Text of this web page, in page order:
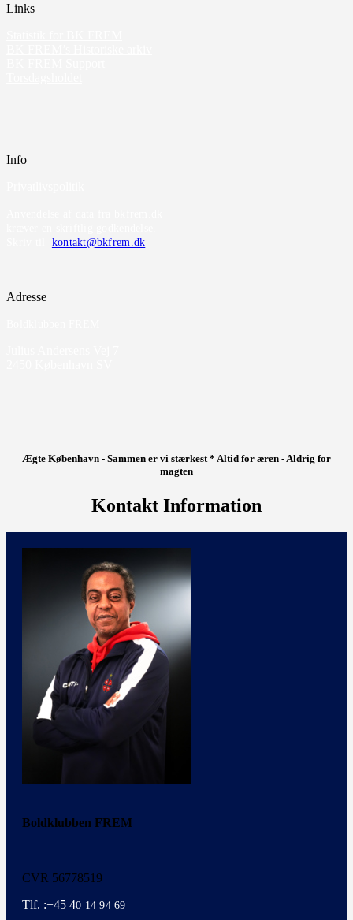
Links
Info
kontakt@bkfrem.dk
Adresse
Ægte København - Sammen er vi stærkest * Altid for æren - Aldrig for
magten
Kontakt Information
Boldklubben FREM
CVR 56778519
Tlf. :+45 40 14 94 69